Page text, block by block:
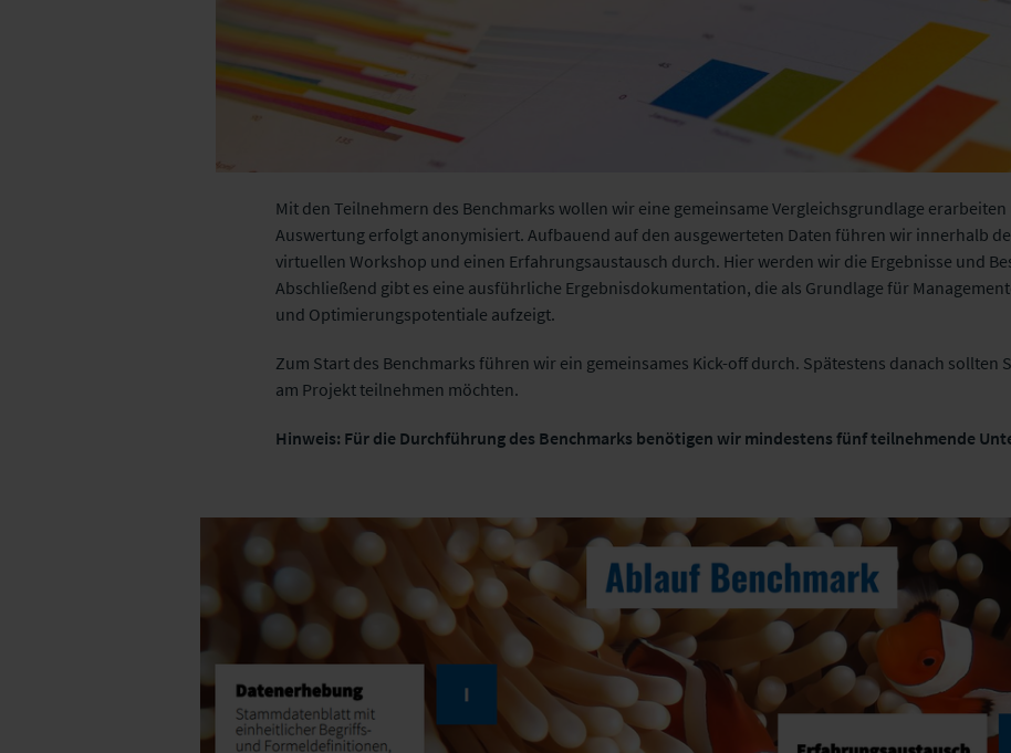
Mit den Teilnehmern des Benchmarks wollen wir eine gemeinsame Vergleichsgrundlage erarbeiten
Auswertung erfolgt anonymisiert. Aufbauend auf den ausgewerteten Daten führen wir innerhalb
virtuellen Workshop und einen Erfahrungsaustausch durch. Hier werden wir die Ergebnisse und
Abschließend gibt es eine ausführliche Ergebnisdokumentation, die als Grundlage für
und Optimierungspotentiale aufzeigt.
Zum Start des Benchmarks führen wir ein gemeinsames Kick-off durch. Spätestens danach sollten
am Projekt teilnehmen möchten.
Hinweis: Für die Durchführung des Benchmarks benötigen wir mindestens fünf teilnehmende